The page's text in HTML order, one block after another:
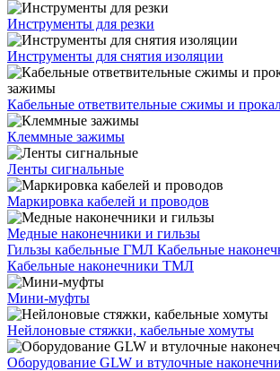
Инструменты для резки
Инструменты для снятия изоляции
Кабельные ответвительные сжимы и
Клеммные зажимы
Ленты сигнальные
Маркировка кабелей и проводов
Медные наконечники и гильзы
Гильзы кабельные ГМЛ Кабельные
Кабельные наконечники ТМЛ
Мини-муфты
Нейлоновые стяжки, кабельные хомуты
Оборудование GLW и втулочные